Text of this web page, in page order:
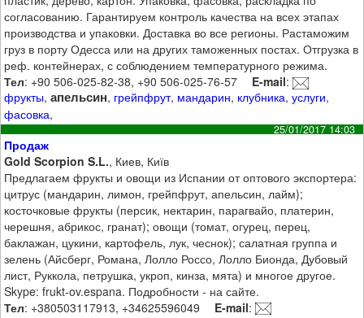
согласованию. Гарантируем контроль качества на всех этапах
производства и упаковки. Доставка во все регионы. Растаможим
груз в порту Одесса или на других таможенных постах. Отгрузка в
реф. контейнерах, с соблюдением температурного режима.
Тел: +90 506-025-82-38, +90 506-025-76-57 E-mail:
фрукты,апельсин, грейпфрут, мандарин, клубника,услуги,
фасовка,
25/01/2017 14:03
Продаж
Gold Scorpion S.L., Киев, Київ
Предлагаем фрукты и овощи из Испании от оптового экспортера:
цитрус (мандарин, лимон, грейпфрут, апельсин, лайм);
косточковые фрукты (персик, нектарин, парагвайо, платерин,
черешня, абрикос, гранат); овощи (томат, огурец, перец,
баклажан, цукини, картофель, лук, чеснок); салатная группа и
зелень (Айсберг, Романа, Лолло Россо, Лолло Бионда, Дубовый
лист, Руккола, петрушка, укроп, кинза, мята) и многое другое.
Skype: frukt-ov.espana. Подробности - на сайте.
Тел: +380503117913, +34625596049 E-mail: